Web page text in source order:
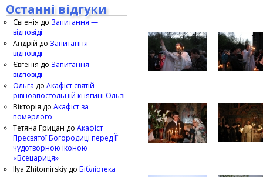
Останні відгуки
Євгенія до Запитання —
відповіді
Андрій до Запитання —
відповіді
Євгенія до Запитання —
відповіді
Ольга до Акафіст святій
рівноапостольній княгині Ользі
Вікторія до Акафіст за
померлого
Тетяна Грицан до Акафіст
Пресвятої Богородиці перед Її
чудотворною іконою
«Всецариця»
Ilya Zhitomirskiy до Бібліотека